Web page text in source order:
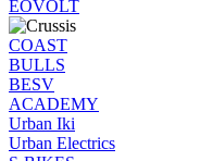
EOVOLT
COAST
BULLS
BESV
ACADEMY
Urban Iki
Urban Electrics